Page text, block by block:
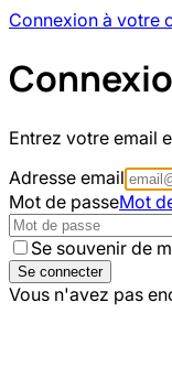
Connexion à votre
Entrez votre email
Adresse email
Mot de passeMot
Se souvenir de
Se connecter
Vous n'avez pas